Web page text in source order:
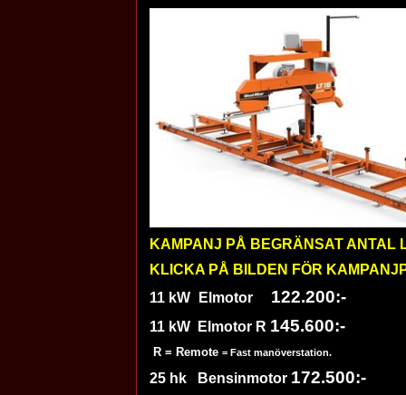
KAMPANJ PÅ BEGRÄNSAT ANTAL
KLICKA PÅ BILDEN FÖR
11 kW Elmotor 122.200:-
11 kW Elmotor R 145.600:-
R = Remote = Fast manöverstation.
25 hk Bensinmotor 172.500:-